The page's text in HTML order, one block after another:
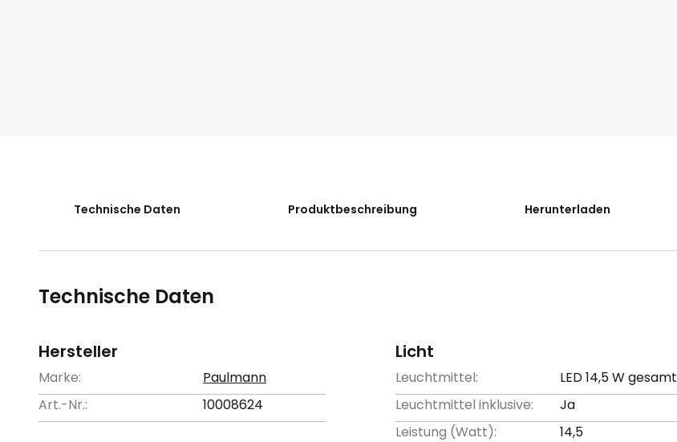
Technische Daten Produktbeschreibung Herunterladen
Technische Daten
Hersteller
Marke:
Paulmann
Art.-Nr.:
10008624
Licht
Leuchtmittel:
LED 14,5 W gesamt
Leuchtmittel inklusive:
Ja
Leistung (Watt):
14,5